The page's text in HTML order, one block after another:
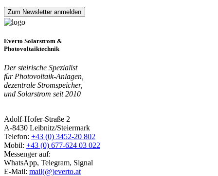
Everto Solarstrom &
Photovoltaiktechnik
Der steirische Spezialist
für Photovoltaik-Anlagen,
dezentrale Stromspeicher,
und Solarstrom seit 2010
Adolf-Hofer-Straße 2
A-8430 Leibnitz/Steiermark
Telefon: +43 (0) 3452-20 802
Mobil: +43 (0) 677-624 03 022
Messenger auf:
WhatsApp, Telegram, Signal
E-Mail: mail(@)everto.at